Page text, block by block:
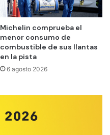
Michelin comprueba el
menor consumo de
combustible de sus llantas
en la pista
6 agosto 2026